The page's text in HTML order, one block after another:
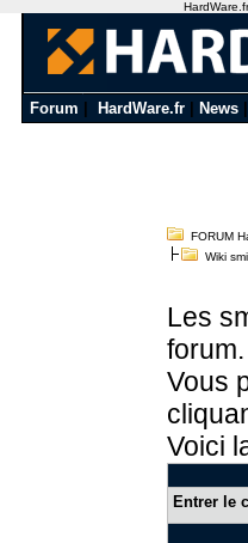
Forum HardWare.fr News
FORUM
Wiki
Les
forum.
Vous
Voici
Entrer le